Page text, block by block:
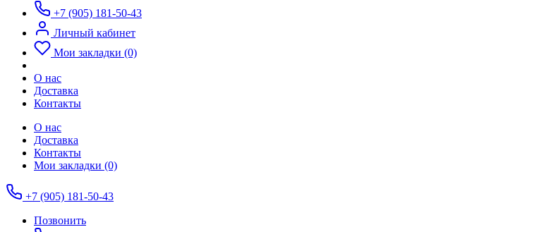
+7 (905) 181-50-43
Личный кабинет
Мои закладки (0)
О нас
Доставка
Контакты
О нас
Доставка
Контакты
Мои закладки (0)
+7 (905) 181-50-43
Позвонить